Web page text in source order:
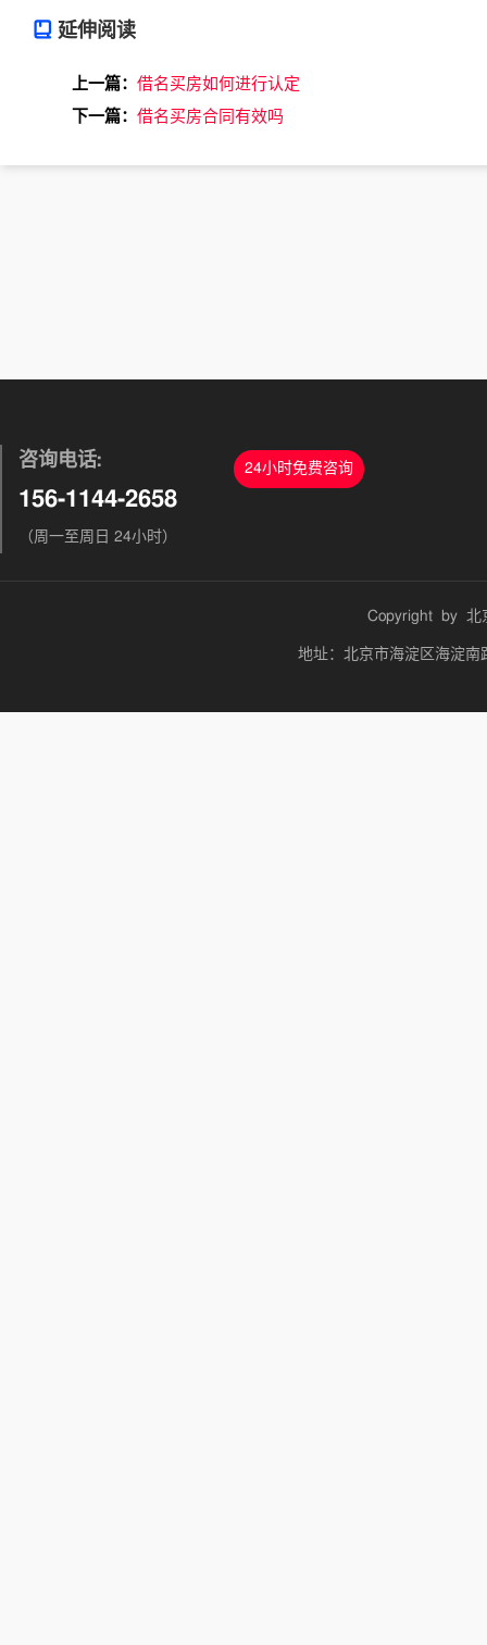
延伸阅读
上一篇： 借名买房如何进行认定
下一篇： 借名买房合同有效吗
咨询电话:
156-1144-2658
（周一至周日 24小时）
24小时免费咨询
Copyright by 北
地址：北京市海淀区海淀